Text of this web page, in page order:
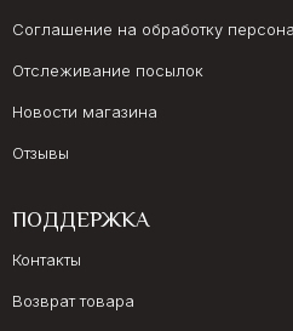
Соглашение на обработку
Отслеживание посылок
Новости магазина
Отзывы
ПОДДЕРЖКА
Контакты
Возврат товара